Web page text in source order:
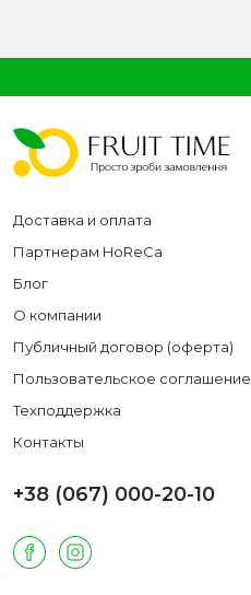
Доставка и оплата
Партнерам HoReCa
Блог
О компании
Публичный договор (оферта)
Пользовательское соглашение
Техподдержка
Контакты
+38 (067) 000-20-10